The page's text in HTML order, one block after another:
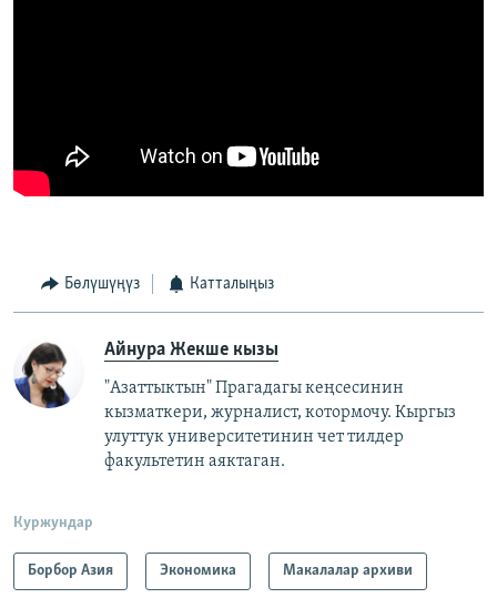
Бөлүшүңүз Катталыңыз
Айнура Жекше кызы
"Азаттыктын" Прагадагы кеңсесинин
кызматкери, журналист, котормочу. Кыргыз
улуттук университетинин чет тилдер
факультетин аяктаган.
Куржундар
Борбор Азия Экономика Макалалар архиви